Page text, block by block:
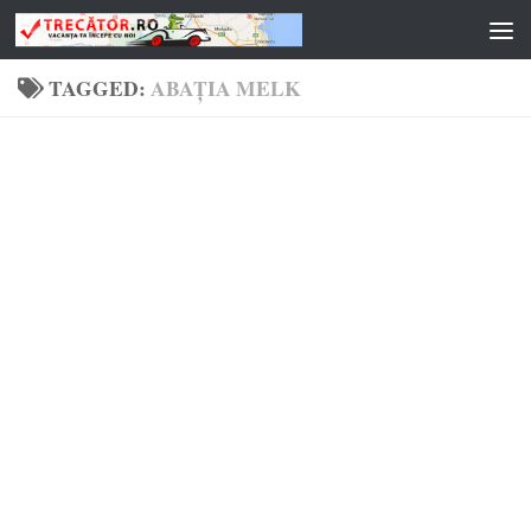
Skip to content
TAGGED:ABAȚIA MELK